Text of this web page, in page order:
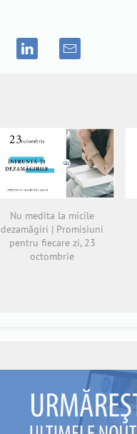
Nu medita la micile
dezamăgiri | Promisiuni
pentru fiecare zi, 23
octombrie